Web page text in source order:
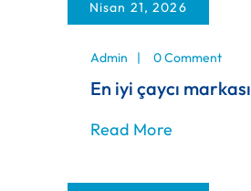
Nisan 21, 2026
Admin 0 Comment
En iyi çaycı markası
Read More